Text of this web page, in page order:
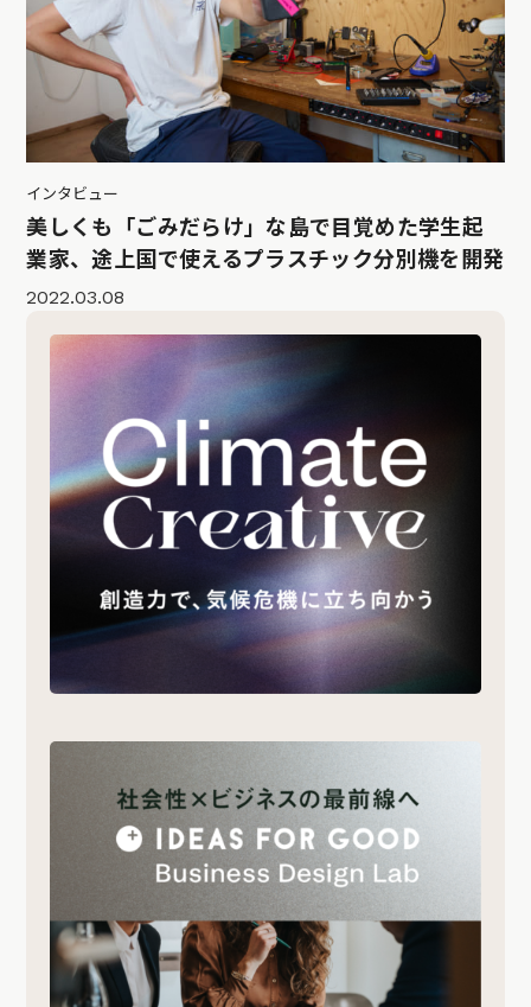
インタビュー
美しくも「ごみだらけ」な島で目覚めた学生起
業家、途上国で使えるプラスチック分別機を開発
2022.03.08